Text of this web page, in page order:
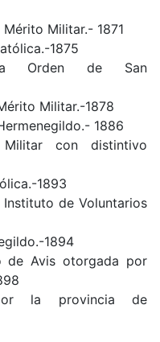
Militar.- 1871
1875
Orden de San
Militar.-1878
1886
con distintivo
1893
de Voluntarios
1894
de Avis otorgada por
la provincia de